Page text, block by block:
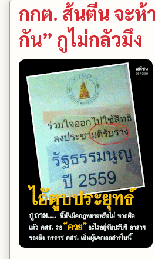
กกต. ส้นตีน จะ
กัน” กูไม่กลัวมึง